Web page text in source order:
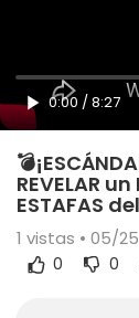
0:00 /8:27
REVELAR
ESTAFAS
1 vistas • 05/
0 0